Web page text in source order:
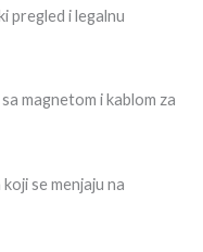
pregled i legalnu
magnetom i kablom za
se menjaju na